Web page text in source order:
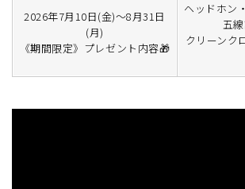
2026年7月10日(金)～8月31日
(月)
《期間限定》プレゼント内容🎁
ヘッドホン
五
クリーンク